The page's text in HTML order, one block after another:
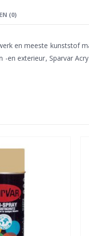
(0)
en meeste kunststof
exterieur, Sparvar